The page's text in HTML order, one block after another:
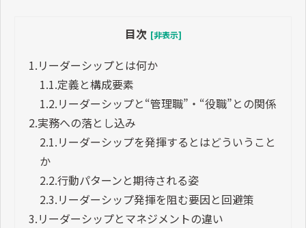
目次 [非表示]
1.リーダーシップとは何か
1.1.定義と構成要素
1.2.リーダーシップと“管理職”・“役職”との関係
2.実務への落とし込み
2.1.リーダーシップを発揮するとはどういうこと
か
2.2.行動パターンと期待される姿
2.3.リーダーシップ発揮を阻む要因と回避策
3.リーダーシップとマネジメントの違い